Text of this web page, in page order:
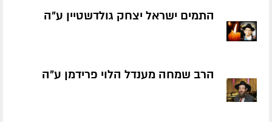
התמים ישראל יצחק גולדשטיין ע״ה
הרב שמחה מענדל הלוי פרידמן ע״ה